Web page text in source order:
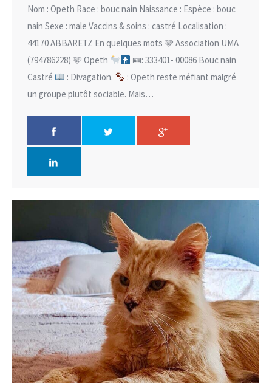
Nom : Opeth Race : bouc nain Naissance : Espèce : bouc
nain Sexe : male Vaccins & soins : castré Localisation :
44170 ABBARETZ En quelques mots 🩵 Association UMA
(794786228) 🩵 Opeth
🪪: 333401- 00086 Bouc nain
Castré
: Divagation.
: Opeth reste méfiant malgré
un groupe plutôt sociable. Mais…